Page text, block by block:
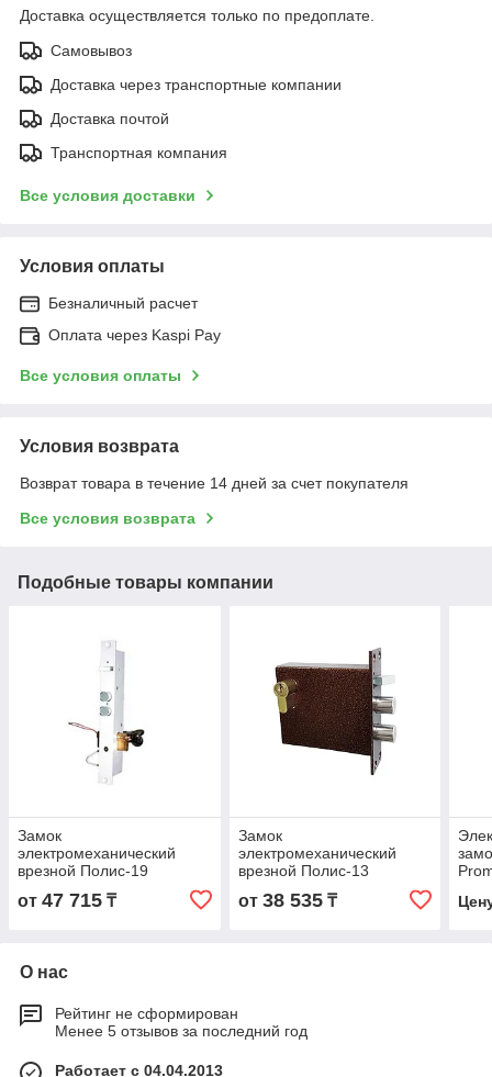
Доставка осуществляется только по предоплате.
Самовывоз
Доставка через транспортные компании
Доставка почтой
Транспортная компания
Все условия доставки
Условия оплаты
Безналичный расчет
Оплата через Kaspi Pay
Все условия оплаты
Условия возврата
Возврат товара в течение 14 дней за счет покупателя
Все условия возврата
Подобные товары компании
Замок
электромеханический
врезной Полис-19
от 47 715 ₸
Замок
электромеханический
врезной Полис-13
от 38 535₸
О нас
Рейтинг не сформирован
Менее 5 отзывов за последний год
Работает с 04.04.2013